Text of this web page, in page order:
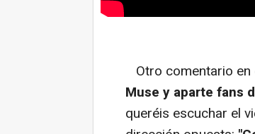
Otro comentario
Muse y aparte fans
queréis escuchar el